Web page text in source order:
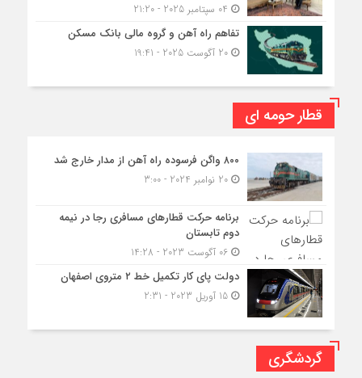
تفاهم راه آهن و گروه مالی بانک مسکن
20 آگوست 2025 - 19:41
قطار حومه ای
۸۰۰ واگن فرسوده راه آهن از مدار خارج شد
20 نوامبر 2024 - 3:00
برنامه حرکت قطارهای مسافری رجا در نیمه
دوم تابستان
06 آگوست 2023 - 14:28
دولت پای کار تکمیل خط ۲ متروی اصفهان
15 آوریل 2023 - 2:31
گردشگری